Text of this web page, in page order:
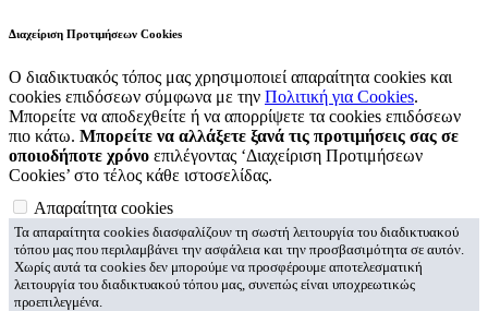
Διαχείριση Προτιμήσεων Cookies
Ο διαδικτυακός τόπος μας χρησιμοποιεί απαραίτητα cookies και
cookies επιδόσεων σύμφωνα με την Πολιτική για Cookies.
Μπορείτε να αποδεχθείτε ή να απορρίψετε τα cookies επιδόσεων
πιο κάτω. Μπορείτε να αλλάξετε ξανά τις προτιμήσεις σας σε
οποιοδήποτε χρόνο επιλέγοντας ‘Διαχείριση Προτιμήσεων
Cookies’ στο τέλος κάθε ιστοσελίδας.
Απαραίτητα cookies
Τα απαραίτητα cookies διασφαλίζουν τη σωστή λειτουργία του διαδικτυακού
τόπου μας που περιλαμβάνει την ασφάλεια και την προσβασιμότητα σε αυτόν.
Χωρίς αυτά τα cookies δεν μπορούμε να προσφέρουμε αποτελεσματική
λειτουργία του διαδικτυακού τόπου μας, συνεπώς είναι υποχρεωτικώς
προεπιλεγμένα.